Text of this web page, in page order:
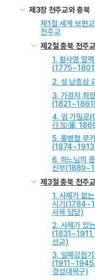
제3장 천주교와 충북
제1절 세계 보편
천주교
제2절 충북 천주
1. 황사영 알
2. 성 남종삼
3. 가경자 최
(1821~1861)
4. 임 가밀로
任加彌,
5. 홍병철 루
6. 하느님의
신부
제3절 충북 천주
1. 사제가 없
시기
사목 담당)
2. 사제가 있
(1831~1911,
선교)
3. 일제강점기
(1911~1945,
경성대목구)
간주된다. 따라서 증산도
태상종도사 → 안경전 종도
있음을 강조한다.
증산도의 주요 종교 및 문
진리 공부를 이행하는 신
대전광역시 서구에 위치
신자들을 위한 전문 교육
다목적 공간으로 활용되고
시루 모양의 독특한 건축
공간인 ‘태을궁’에는 상제
단군왕검, 도모(안운산 태
증산도 공식 홈페이지 자
(미국 10개, 일본 4개, 필
운영되고 있다.
증산도 본부 종무원에는
등이 설치되어 있으며,
증산도대학교(1984년 출
연령별 계층 조직과 교수·
증산사상연구회도 구성되어
현재 증산도는 다양한 부
사회봉사 등 여러 분야